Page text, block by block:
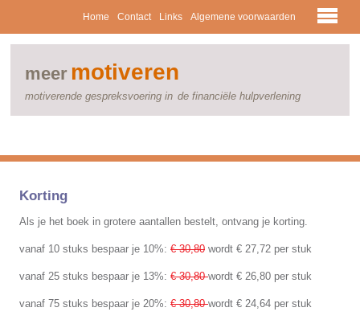
Home Contact Links Algemene voorwaarden
meer motiveren
motiverende gespreksvoering in de financiële hulpverlening
Korting
Als je het boek in grotere aantallen bestelt, ontvang je korting.
vanaf 10 stuks bespaar je 10%: € 30,80 wordt € 27,72 per stuk
vanaf 25 stuks bespaar je 13%: € 30,80wordt € 26,80 per stuk
vanaf 75 stuks bespaar je 20%: € 30,80wordt € 24,64 per stuk